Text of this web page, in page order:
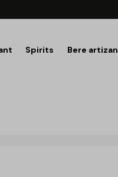
Spirits Bere